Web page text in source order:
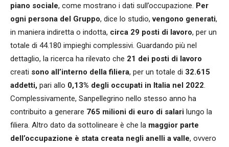
piano sociale, come mostrano i dati sull’occupazione. Per
ogni persona del Gruppo, dice lo studio,vengono generati,
in maniera indiretta o indotta, circa 29 posti di lavoro, per un
totale di 44.180 impieghi complessivi. Guardando più nel
dettaglio, la ricerca ha rilevato che 21 dei posti di lavoro
creati sono all’interno della filiera, per un totale di 32.615
addetti, pari allo 0,13% degli occupati in Italia nel 2022.
Complessivamente, Sanpellegrino nello stesso anno ha
contribuito a generare 765 milioni di euro di salari lungo la
filiera. Altro dato da sottolineare è che la maggior parte
dell’occupazione è stata creata negli anelli a valle, ovvero